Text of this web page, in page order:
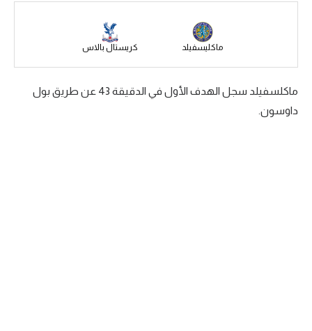
أمم إفريقيا
ماكليسفيلد كريستال بالاس
ماكلسفيلد سجل الهدف الأول في الدقيقة 43 عن طريق بول
داوسون.